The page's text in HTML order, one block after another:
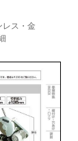
レス・金